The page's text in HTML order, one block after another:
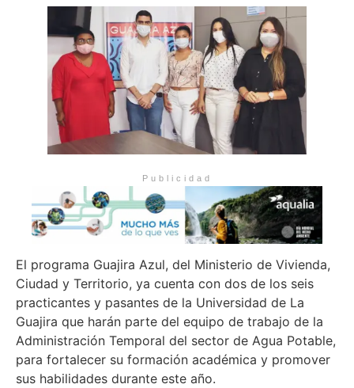
Publicidad
El programa Guajira Azul, del Ministerio de Vivienda,
Ciudad y Territorio, ya cuenta con dos de los seis
practicantes y pasantes de la Universidad de La
Guajira que harán parte del equipo de trabajo de la
Administración Temporal del sector de Agua Potable,
para fortalecer su formación académica y promover
sus habilidades durante este año.